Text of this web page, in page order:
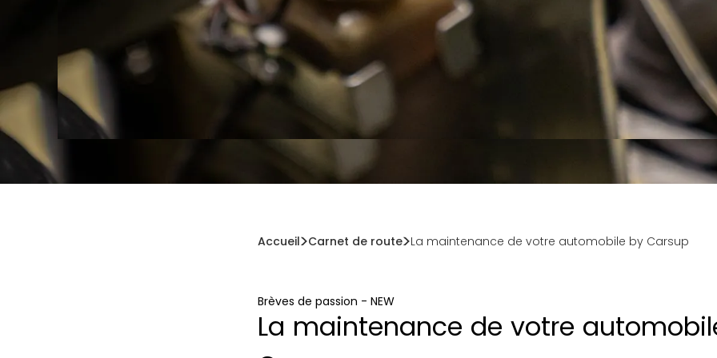
Accueil Carnet de route La maintenance de votre automobile by Carsup
Brèves de passion - NEW
La maintenance de votre